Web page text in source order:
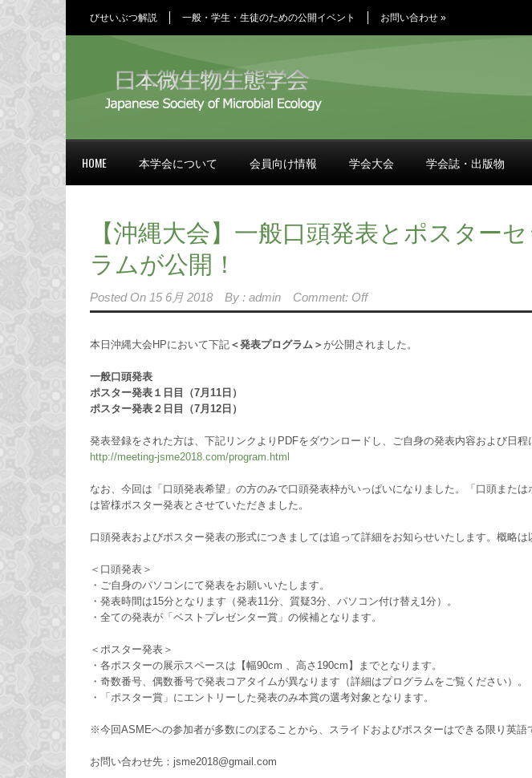
びせいぶつ解説 一般・学生・生徒のための公開イベント お問い合わせ »
HOME 本学会について 会員向け情報 学会大会 学会誌・出版物
【沖縄大会】一般口頭発表とポスター
ラムが公開！
Posted On 15 6月 2018 By : admin Comment: Off
本日沖縄大会HPにおいて下記 ＜発表プログラム＞ が公開されました。
一般口頭発表
ポスター発表１日目（7月11日）
ポスター発表２日目（7月12日）
発表登録をされた方は、下記リンクよりPDFをダウンロードし、ご自身の発表内容および日程
http://meeting-jsme2018.com/program.html
なお、今回は「口頭発表希望」の方のみで口頭発表枠がいっぱいになりました。「口頭また
は皆様ポスター発表とさせていただきました。
口頭発表およびポスター発表の形式につきましては追って詳細をお知らせいたします。概略は
＜口頭発表＞
・ご自身のパソコンにて発表をお願いいたします。
・発表時間は15分となります（発表11分、質疑3分、パソコン付け替え1分）。
・全ての発表が「ベストプレゼンター賞」の候補となります。
＜ポスター発表＞
・各ポスターの展示スペースは【幅90cm 、高さ190cm】までとなります。
・奇数番号、偶数番号で発表コアタイムが異なります（詳細はプログラムをご覧ください）。
・「ポスター賞」にエントリーした発表のみ本賞の選考対象となります。
※今回ASMEへの参加者が多数にのぼることから、スライドおよびポスターはできる限り英語
お問い合わせ先：jsme2018@gmail.com